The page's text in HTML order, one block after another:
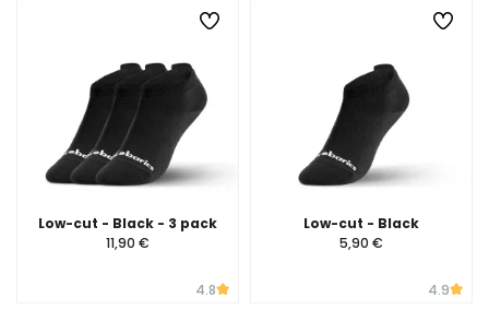
Low-cut - Black - 3 pack
11,90 €
4.8
Low-cut - Black
5,90 €
4.9